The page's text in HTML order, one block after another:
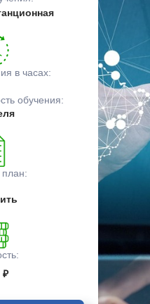
в часах:
обучения:
₽